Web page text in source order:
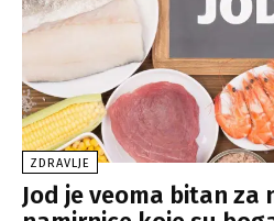
ZDRAVLJE
Jod je veoma bitan za